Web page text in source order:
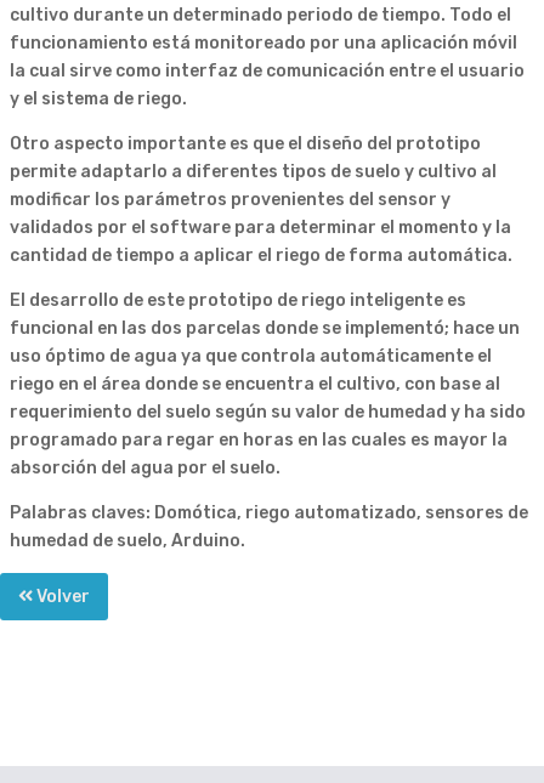
cultivo durante un determinado periodo de tiempo. Todo el
funcionamiento está monitoreado por una aplicación móvil
la cual sirve como interfaz de comunicación entre el usuario
y el sistema de riego.
Otro aspecto importante es que el diseño del prototipo
permite adaptarlo a diferentes tipos de suelo y cultivo al
modificar los parámetros provenientes del sensor y
validados por el software para determinar el momento y la
cantidad de tiempo a aplicar el riego de forma automática.
El desarrollo de este prototipo de riego inteligente es
funcional en las dos parcelas donde se implementó; hace un
uso óptimo de agua ya que controla automáticamente el
riego en el área donde se encuentra el cultivo, con base al
requerimiento del suelo según su valor de humedad y ha sido
programado para regar en horas en las cuales es mayor la
absorción del agua por el suelo.
Palabras claves: Domótica, riego automatizado, sensores de
humedad de suelo, Arduino.
Volver